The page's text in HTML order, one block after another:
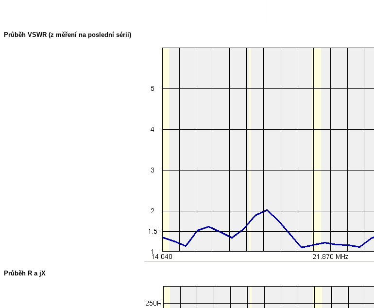
Průběh VSWR (z měření na poslední sérii)
Průběh R a jX